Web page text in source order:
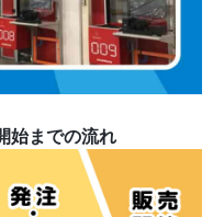
始までの流れ